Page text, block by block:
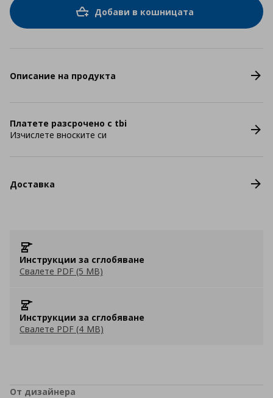
Добави в кошницата
Описание на продукта
Платете разсрочено с tbi
Изчислете вноските си
Доставка
Инструкции за сглобяване
Свалете PDF (5 MB)
Инструкции за сглобяване
Свалете PDF (4 MB)
От дизайнера